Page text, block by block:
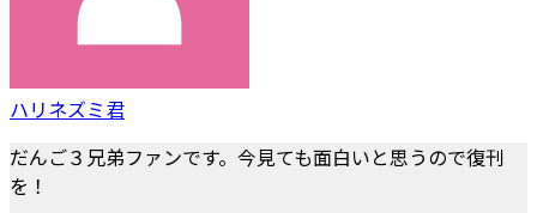
ハリネズミ君
だんご３兄弟ファンです。今見ても面白いと思うので復刊
を！